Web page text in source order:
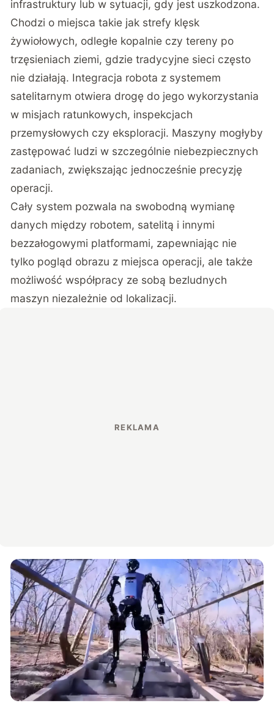
infrastruktury lub w sytuacji, gdy jest uszkodzona.
Chodzi o miejsca takie jak strefy klęsk
żywiołowych, odległe kopalnie czy tereny po
trzęsieniach ziemi, gdzie tradycyjne sieci często
nie działają. Integracja robota z systemem
satelitarnym otwiera drogę do jego wykorzystania
w misjach ratunkowych, inspekcjach
przemysłowych czy eksploracji. Maszyny mogłyby
zastępować ludzi w szczególnie niebezpiecznych
zadaniach, zwiększając jednocześnie precyzję
operacji.
Cały system pozwala na swobodną wymianę
danych między robotem, satelitą i innymi
bezzałogowymi platformami, zapewniając nie
tylko pogląd obrazu z miejsca operacji, ale także
możliwość współpracy ze sobą bezludnych
maszyn niezależnie od lokalizacji.